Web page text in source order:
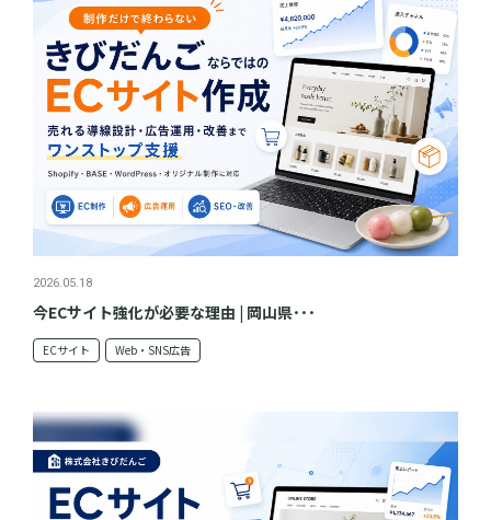
2026.05.18
今ECサイト強化が必要な理由 | 岡山県･･･
ECサイト Web・SNS広告